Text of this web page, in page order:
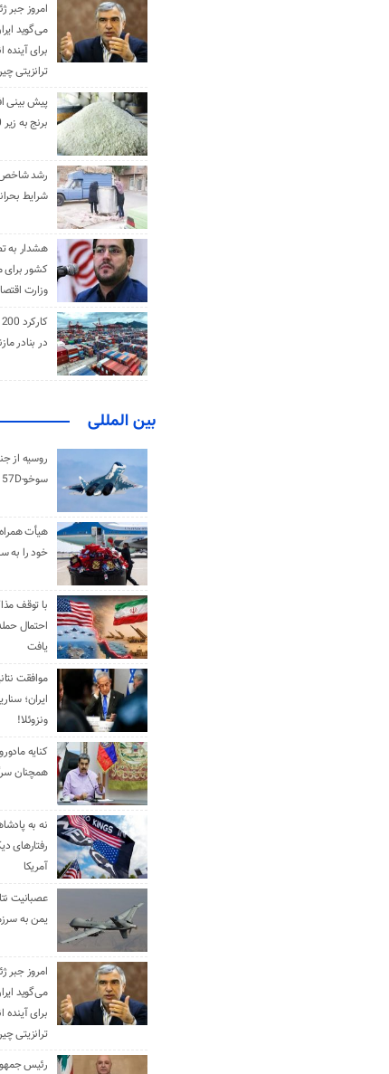
امروز جبر
می‌گوید
برای
ترانزیتی
پیش
برنج به زیر 200 هزارتومان
رشد شاخص
شرایط
هشدار به
کشور برای
وزارت
در بنادر
بین المللی
روسیه از
سوخو-57D رونمایی کرد
هیأت
خود را به
با توقف
احتمال
یافت
موافقت
ایران؛
ونزوئلا!
کنایه
همچنان
نه به
رفتارهای
آمریکا
عصبانیت
یمن به
امروز جبر
می‌گوید
برای
ترانزیتی
رئیس